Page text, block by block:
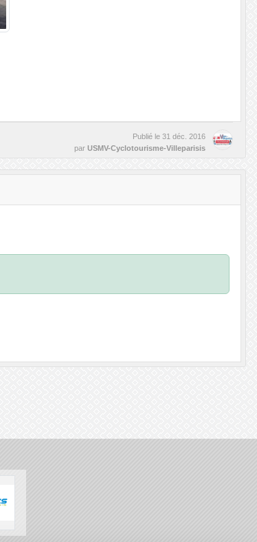
Publié le 31 déc. 2016
par USMV-Cyclotourisme-Villeparisis